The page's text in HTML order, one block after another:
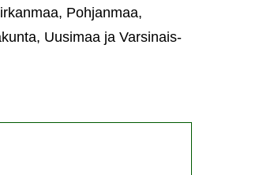
Pohjanmaa,
Uusimaa ja Varsinais-